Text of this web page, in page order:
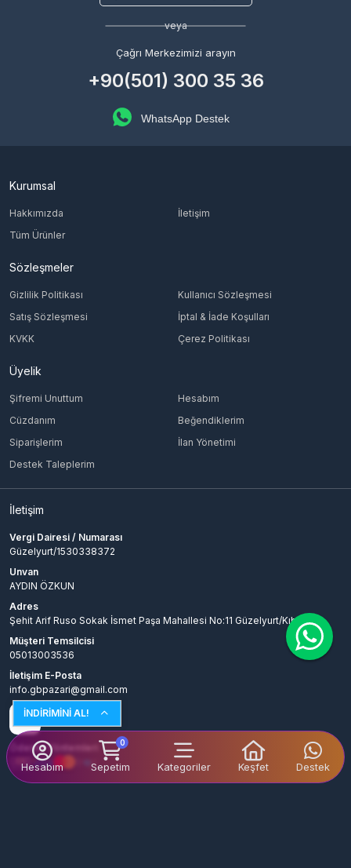
İNDİRİMİNİ AL!
Hesabım
0
Sepetim Kategoriler Keşfet Destek
veya
Çağrı Merkezimizi arayın
+90(501) 300 35 36
WhatsApp Destek
Kurumsal
Hakkımızda
İletişim
Tüm Ürünler
Sözleşmeler
Gizlilik Politikası
Kullanıcı Sözleşmesi
Satış Sözleşmesi
İptal & İade Koşulları
KVKK
Çerez Politikası
Üyelik
Şifremi Unuttum
Hesabım
Cüzdanım
Beğendiklerim
Siparişlerim
İlan Yönetimi
Destek Taleplerim
İletişim
Vergi Dairesi / Numarası
Güzelyurt/1530338372
Unvan
AYDIN ÖZKUN
Adres
Şehit Arif Ruso Sokak İsmet Paşa Mahallesi No:11 Güzelyurt/Kıbrıs
Müşteri Temsilcisi
05013003536
İletişim E-Posta
info.gbpazari@gmail.com
Ödeme Yöntemleri